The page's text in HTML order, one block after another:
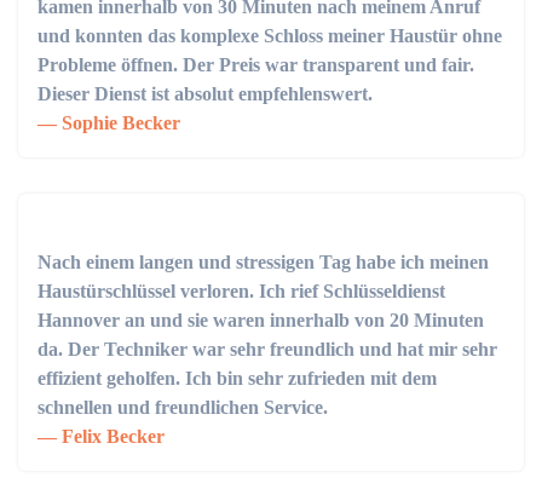
kamen innerhalb von 30 Minuten nach meinem Anruf
und konnten das komplexe Schloss meiner Haustür ohne
Probleme öffnen. Der Preis war transparent und fair.
Dieser Dienst ist absolut empfehlenswert.
Sophie Becker
Nach einem langen und stressigen Tag habe ich meinen
Haustürschlüssel verloren. Ich rief Schlüsseldienst
Hannover an und sie waren innerhalb von 20 Minuten
da. Der Techniker war sehr freundlich und hat mir sehr
effizient geholfen. Ich bin sehr zufrieden mit dem
schnellen und freundlichen Service.
Felix Becker